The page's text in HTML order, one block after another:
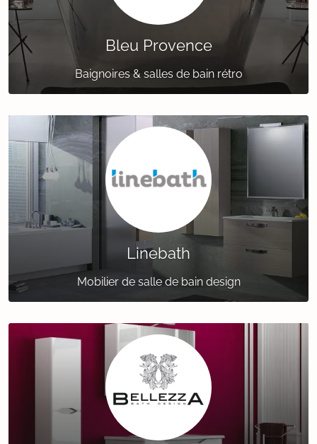
Bleu Provence
Baignoires & salles de bain rétro
Linebath
Mobilier de salle de bain design